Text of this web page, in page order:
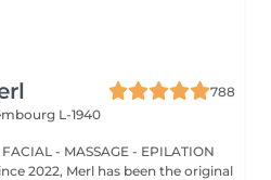
788
L-1940
- MASSAGE - EPILATION
2022, Merl has been the original